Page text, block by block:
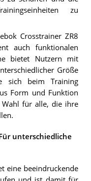
zu
Crosstrainer ZR8
auch funktionalen
bietet Nutzern mit
Größe
sich beim Training
Form und Funktion
Wahl für alle, die ihre
unterschiedliche
eine beeindruckende